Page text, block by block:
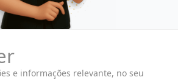
e informações relevante, no seu